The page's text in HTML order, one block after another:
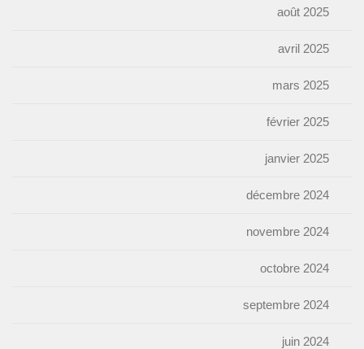
août 2025
avril 2025
mars 2025
février 2025
janvier 2025
décembre 2024
novembre 2024
octobre 2024
septembre 2024
juin 2024